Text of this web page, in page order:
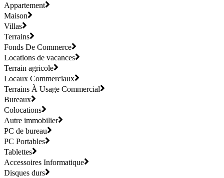
Appartement
Maison
Villas
Terrains
Fonds De Commerce
Locations de vacances
Terrain agricole
Locaux Commerciaux
Terrains À Usage Commercial
Bureaux
Colocations
Autre immobilier
PC de bureau
PC Portables
Tablettes
Accessoires Informatique
Disques durs